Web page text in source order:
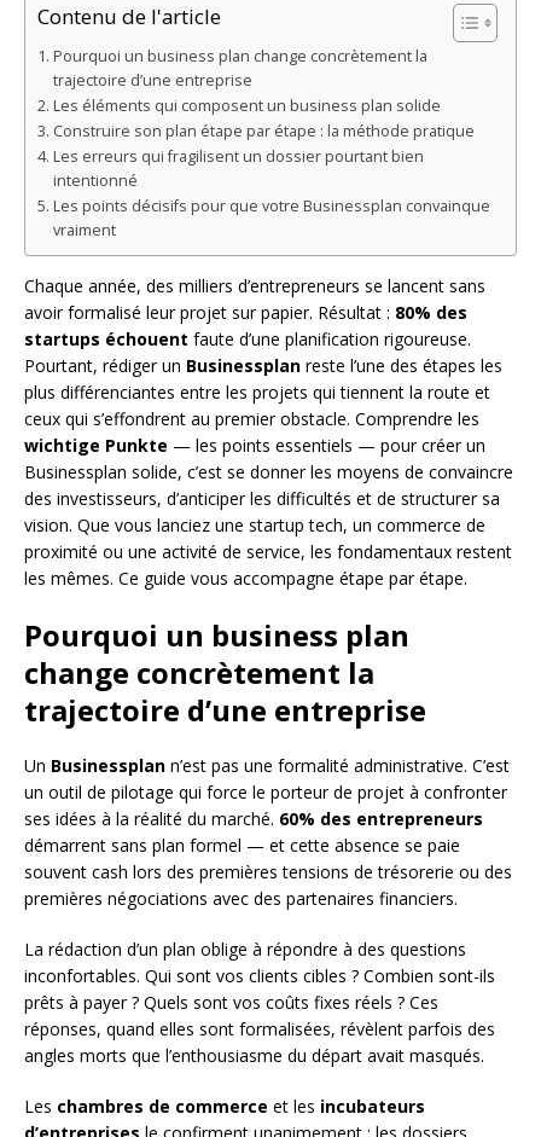
Contenu de l'article
Pourquoi un business plan change concrètement la
trajectoire d’une entreprise
Les éléments qui composent un business plan solide
Construire son plan étape par étape : la méthode pratique
Les erreurs qui fragilisent un dossier pourtant bien
intentionné
Les points décisifs pour que votre Businessplan convainque
vraiment
Chaque année, des milliers d’entrepreneurs se lancent sans
avoir formalisé leur projet sur papier. Résultat : 80% des
startups échouent faute d’une planification rigoureuse.
Pourtant, rédiger un Businessplan reste l’une des étapes les
plus différenciantes entre les projets qui tiennent la route et
ceux qui s’effondrent au premier obstacle. Comprendre les
wichtige Punkte — les points essentiels — pour créer un
Businessplan solide, c’est se donner les moyens de convaincre
des investisseurs, d’anticiper les difficultés et de structurer sa
vision. Que vous lanciez une startup tech, un commerce de
proximité ou une activité de service, les fondamentaux restent
les mêmes. Ce guide vous accompagne étape par étape.
Pourquoi un business plan
change concrètement la
trajectoire d’une entreprise
Un Businessplan n’est pas une formalité administrative. C’est
un outil de pilotage qui force le porteur de projet à confronter
ses idées à la réalité du marché. 60% des entrepreneurs
démarrent sans plan formel — et cette absence se paie
souvent cash lors des premières tensions de trésorerie ou des
premières négociations avec des partenaires financiers.
La rédaction d’un plan oblige à répondre à des questions
inconfortables. Qui sont vos clients cibles ? Combien sont-ils
prêts à payer ? Quels sont vos coûts fixes réels ? Ces
réponses, quand elles sont formalisées, révèlent parfois des
angles morts que l’enthousiasme du départ avait masqués.
Les chambres de commerce et les incubateurs
d’entreprises le confirment unanimement : les dossiers